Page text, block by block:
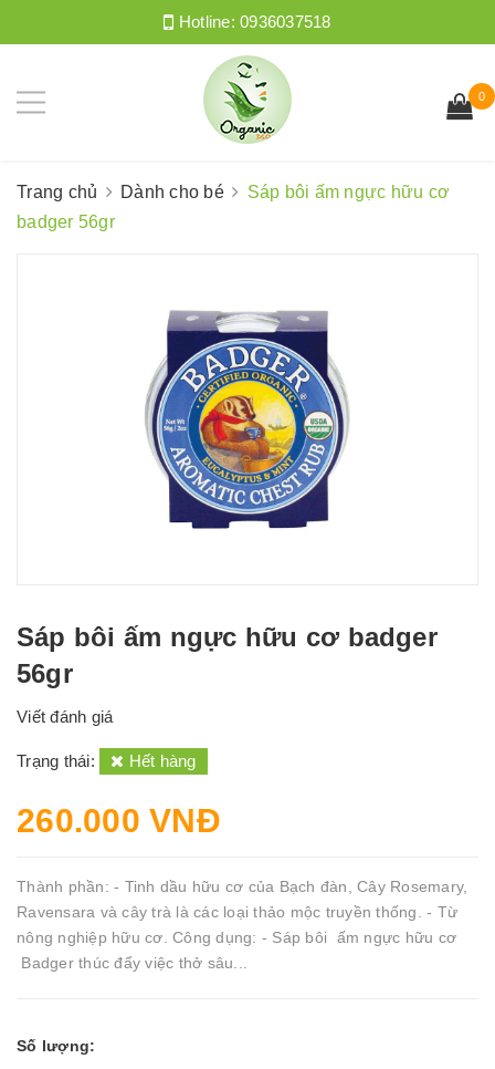
Hotline:0936037518
0
Trang chủ Dành cho bé
Sáp bôi ấm ngực hữu cơ
badger 56gr
Sáp bôi ấm ngực hữu cơ badger
56gr
Viết đánh giá
Trạng thái: Hết hàng
260.000 VNĐ
Thành phần: - Tinh dầu hữu cơ của Bạch đàn, Cây Rosemary,
Ravensara và cây trà là các loại thảo mộc truyền thống. - Từ
nông nghiệp hữu cơ. Công dụng: - Sáp bôi ấm ngực hữu cơ
Badger thúc đẩy việc thở sâu...
Số lượng: